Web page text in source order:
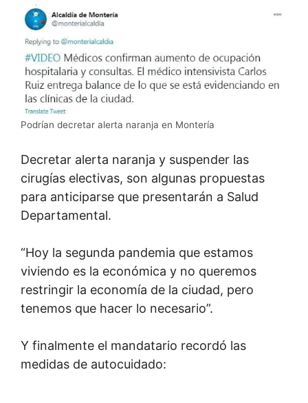
Podrían decretar alerta naranja en Montería
Decretar alerta naranja y suspender las
cirugías electivas, son algunas propuestas
para anticiparse que presentarán a Salud
Departamental.
“Hoy la segunda pandemia que estamos
viviendo es la económica y no queremos
restringir la economía de la ciudad, pero
tenemos que hacer lo necesario”.
Y finalmente el mandatario recordó las
medidas de autocuidado: